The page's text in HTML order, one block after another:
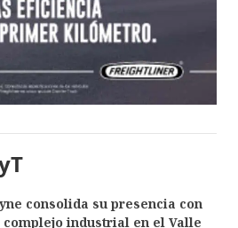
consolida su presencia con
complejo industrial en el Valle